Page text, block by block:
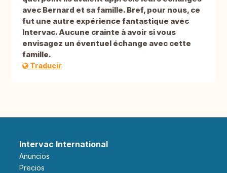
avec Bernard et sa famille. Bref, pour nous, ce
fut une autre expérience fantastique avec
Intervac. Aucune crainte à avoir si vous
envisagez un éventuel échange avec cette
famille.
Traducir
Intervac International
Anuncios
Precios